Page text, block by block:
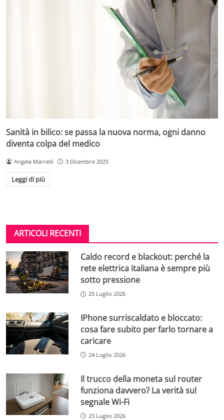
Sanità in bilico: se passa la nuova norma, ogni danno
diventa colpa del medico
Angela Marrelli 3 Dicembre 2025
Leggi di più
ARTICOLI RECENTI
Caldo record e blackout: perché la
rete elettrica italiana è sempre più
sotto pressione
25 Luglio 2026
IPhone surriscaldato e bloccato:
cosa fare subito per farlo tornare a
caricare
24 Luglio 2026
Il trucco della moneta sul router
funziona davvero? La verità sul
segnale Wi-Fi
23 Luglio 2026